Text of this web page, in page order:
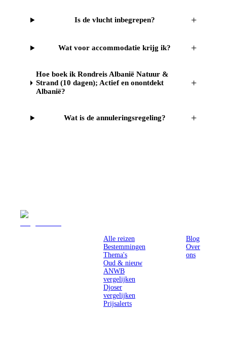
Is de vlucht inbegrepen? +
Wat voor accommodatie krijg ik? +
Hoe boek ik Rondreis Albanië Natuur &
Strand (10 dagen); Actief en onontdekt
Albanië?
+
Wat is de annuleringsregeling? +
Alle reizen
Bestemmingen
Thema's
Oud & nieuw
ANWB
vergelijken
Djoser
vergelijken
Prijsalerts
Blog
Over
ons